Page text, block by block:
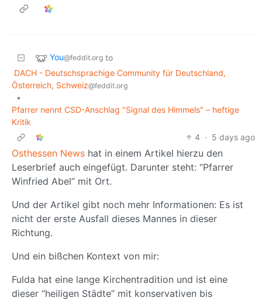
You@feddit.org to
DACH - Deutschsprachige Community für Deutschland,
Österreich, Schweiz@feddit.org
•
Pfarrer nennt CSD-Anschlag "Signal des Himmels" – heftige
Kritik
4 · 5 days ago
Osthessen News hat in einem Artikel hierzu den
Leserbrief auch eingefügt. Darunter steht: “Pfarrer
Winfried Abel” mit Ort.
Und der Artikel gibt noch mehr Informationen: Es ist
nicht der erste Ausfall dieses Mannes in dieser
Richtung.
Und ein bißchen Kontext von mir:
Fulda hat eine lange Kirchentradition und ist eine
dieser “heiligen Städte” mit konservativen bis